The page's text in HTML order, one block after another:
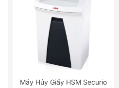
ĐẶT NGAY
Máy Hủy Giấy HSM Securio